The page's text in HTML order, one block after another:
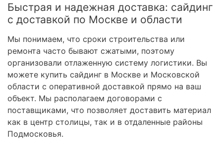
Быстрая и надежная доставка: сайдинг
с доставкой по Москве и области
Мы понимаем, что сроки строительства или
ремонта часто бывают сжатыми, поэтому
организовали отлаженную систему логистики. Вы
можете купить сайдинг в Москве и Московской
области с оперативной доставкой прямо на ваш
объект. Мы располагаем договорами с
поставщиками, что позволяет доставить материал
как в центр столицы, так и в отдаленные районы
Подмосковья.